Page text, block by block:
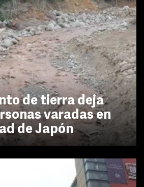
de tierra deja
varadas en
de Japón